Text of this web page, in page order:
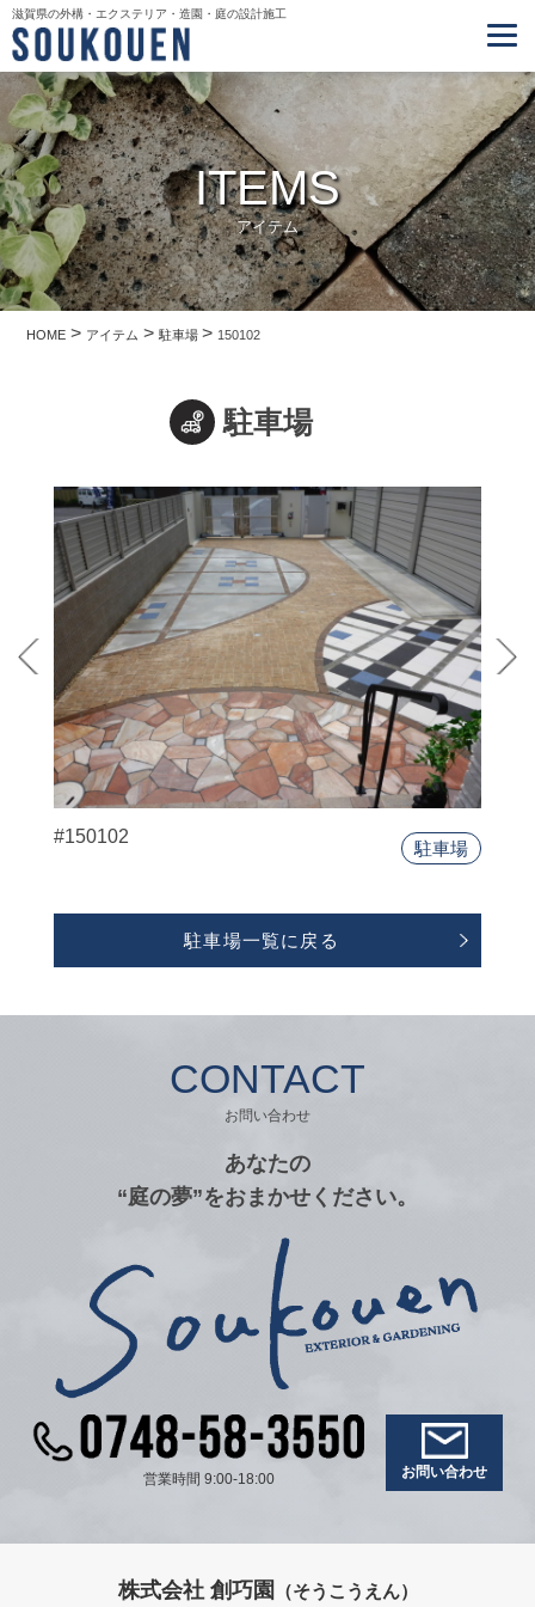
滋賀県の外構・エクステリア・造園・庭の設計施工
ITEMS
アイテム
HOME > アイテム >駐車場> 150102
駐車場
#150102
駐車場
駐車場一覧に戻る
CONTACT
お問い合わせ
あなたの
“庭の夢”をおまかせください。
営業時間 9:00-18:00 お問い合わせ
株式会社 創巧園 （そうこうえん）